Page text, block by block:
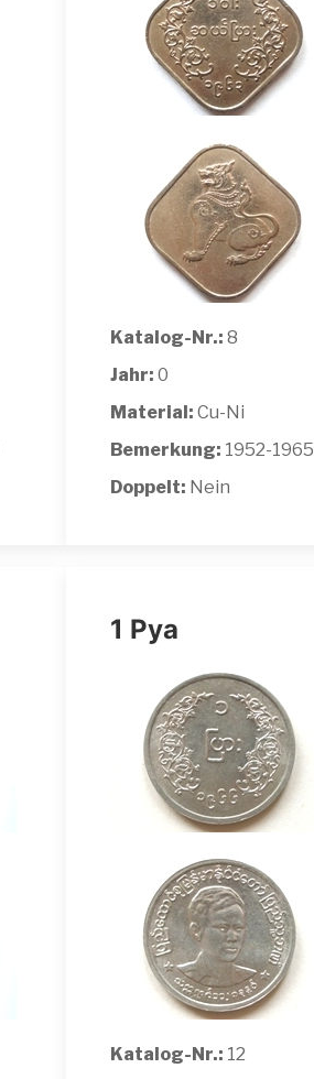
Katalog-Nr.: 8
Jahr: 0
Material: Cu-Ni
Bemerkung: 1952-1965
Doppelt: Nein
1 Pya
Katalog-Nr.: 12